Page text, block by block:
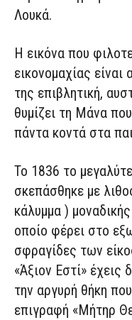
Λουκά.
Η εικόνα που
εικονομαχίας
της επιβλητική,
θυμίζει τη Μάνα
πάντα κοντά στα
Το 1836 το
σκεπάσθηκε με
κάλυμμα )
οποίο φέρει στο
σφραγίδες των
«Άξιον Εστί» έχεις
την αργυρή θήκη
επιγραφή «Μήτηρ